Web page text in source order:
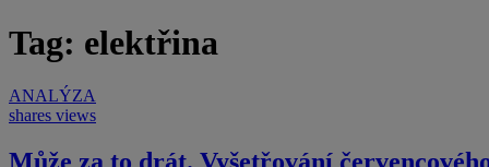
Tag: elektřina
ANALÝZA
shares views